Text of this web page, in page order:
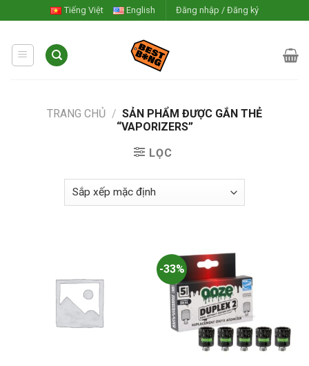
to
content
Tiếng Việt English Đăng nhập / Đăng ký
TRANG CHỦ / SẢN PHẨM ĐƯỢC GẮN THẺ
“VAPORIZERS”
LỌC
-33%